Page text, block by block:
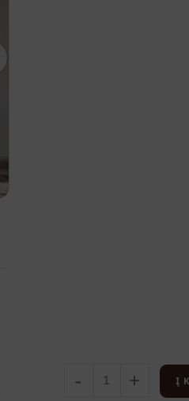
- + Į